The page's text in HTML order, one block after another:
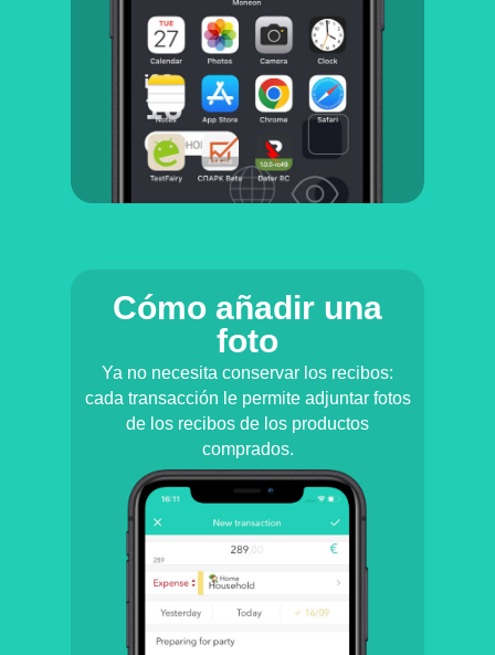
Ya no necesita conservar los recibos:
cada transacción le permite adjuntar fotos
de los recibos de los productos
comprados.
Cómo añadir una
foto